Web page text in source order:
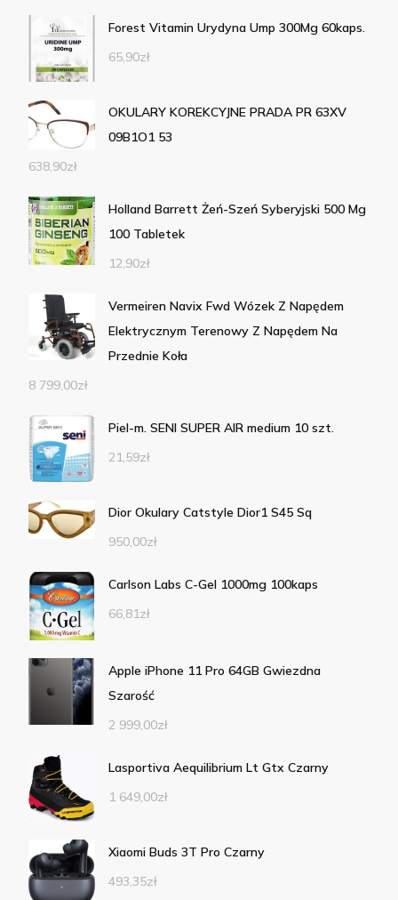
Forest Vitamin Urydyna Ump 300Mg 60kaps.
65,90zł
OKULARY KOREKCYJNE PRADA PR 63XV
09B1O1 53
638,90zł
Holland Barrett Żeń-Szeń Syberyjski 500 Mg
100 Tabletek
12,90zł
Vermeiren Navix Fwd Wózek Z Napędem
Elektrycznym Terenowy Z Napędem Na
Przednie Koła
8 799,00zł
Piel-m. SENI SUPER AIR medium 10 szt.
21,59zł
Dior Okulary Catstyle Dior1 S45 Sq
950,00zł
Carlson Labs C-Gel 1000mg 100kaps
66,81zł
Apple iPhone 11 Pro 64GB Gwiezdna
Szarość
2 999,00zł
Lasportiva Aequilibrium Lt Gtx Czarny
1 649,00zł
Xiaomi Buds 3T Pro Czarny
493,35zł